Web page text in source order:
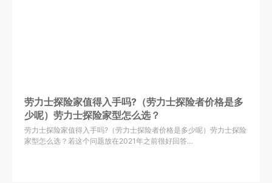
劳力士探险家值得入手吗?（劳力士探险者价格是多
少呢）劳力士探险家型怎么选？
劳力士探险家值得入手吗?（劳力士探险者价格是多少呢）劳力士探险
家型怎么选？若这个问题放在2021年之前很好回答…